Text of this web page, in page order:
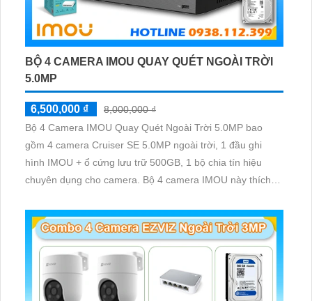
BỘ 4 CAMERA IMOU QUAY QUÉT NGOÀI TRỜI
5.0MP
6,500,000 ₫
8,000,000 ₫
Bộ 4 Camera IMOU Quay Quét Ngoài Trời 5.0MP bao
gồm 4 camera Cruiser SE 5.0MP ngoài trời, 1 đầu ghi
hình IMOU + ổ cứng lưu trữ 500GB, 1 bộ chia tín hiệu
chuyên dụng cho camera. Bộ 4 camera IMOU này thích
cần giám sát ngoài trời